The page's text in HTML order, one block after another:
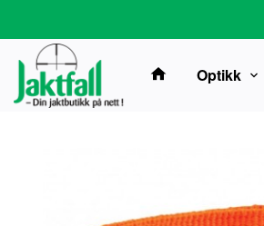
innholdet
Optikk